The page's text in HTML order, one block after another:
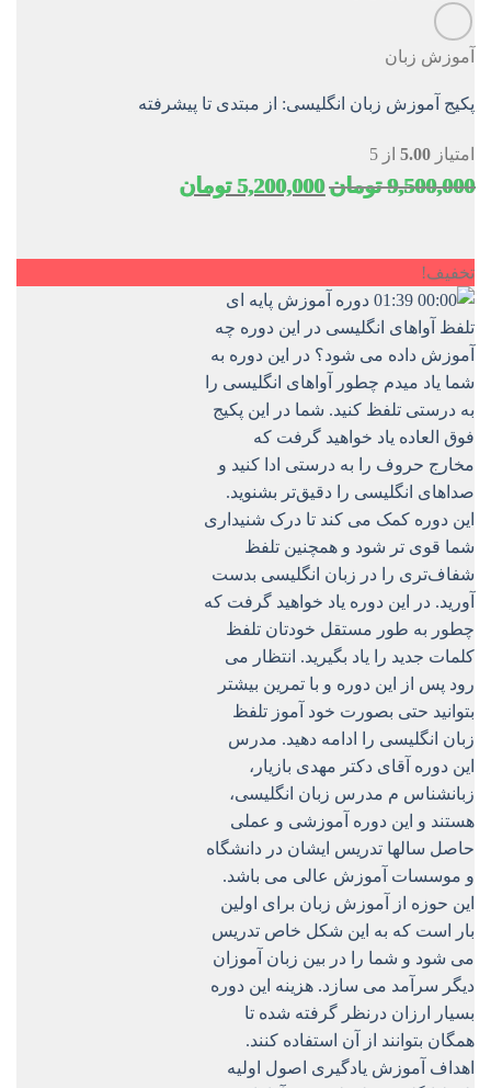
آموزش زبان
پکیج آموزش زبان انگلیسی: از مبتدی تا پیشرفته
امتیاز 5.00 از 5
9,500,000 تومانقیمت
بود.
5,200,000 تومان
است.
تخفیف!